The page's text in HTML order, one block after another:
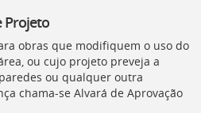
Projeto
obras que modifiquem o uso do
ou cujo projeto preveja a
ou qualquer outra
chama-se Alvará de Aprovação